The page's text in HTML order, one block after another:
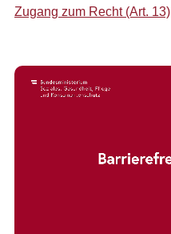
Zugang zum Recht (Art. 13)